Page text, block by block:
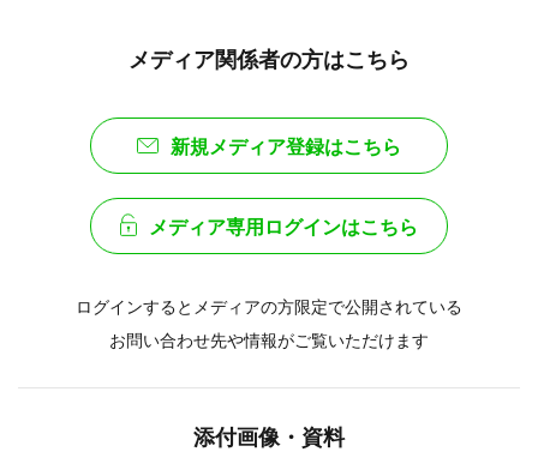
メディア関係者の方はこちら
新規メディア登録はこちら
メディア専用ログインはこちら
ログインするとメディアの方限定で公開されている
お問い合わせ先や情報がご覧いただけます
添付画像・資料